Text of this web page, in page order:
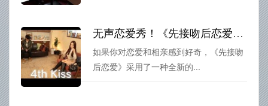
无声恋爱秀！《先接吻后恋爱》百度云盘高清版本，真实呈现素人的心跳和表情
如果你对恋爱和相亲感到好奇，《先接吻
后恋爱》采用了一种全新的...